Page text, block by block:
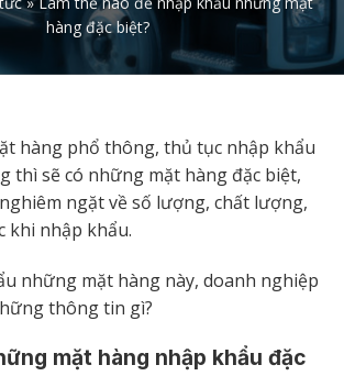
hàng đặc biệt?
hàng phổ thông, thủ tục nhập khẩu
thì sẽ có những mặt hàng đặc biệt,
ngặt về số lượng, chất lượng,
khi nhập khẩu.
những mặt hàng này, doanh nghiệp
thông tin gì?
mặt hàng nhập khẩu đặc